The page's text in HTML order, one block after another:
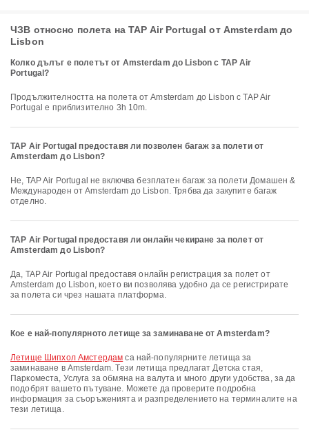
ЧЗВ относно полета на TAP Air Portugal от Amsterdam до
Lisbon
Колко дълъг е полетът от Amsterdam до Lisbon с TAP Air
Portugal?
Продължителността на полета от Amsterdam до Lisbon с TAP Air
Portugal е приблизително 3h 10m.
TAP Air Portugal предоставя ли позволен багаж за полети от
Amsterdam до Lisbon?
Не, TAP Air Portugal не включва безплатен багаж за полети Домашен &
Международен от Amsterdam до Lisbon. Трябва да закупите багаж
отделно.
TAP Air Portugal предоставя ли онлайн чекиране за полет от
Amsterdam до Lisbon?
Да, TAP Air Portugal предоставя онлайн регистрация за полет от
Amsterdam до Lisbon, което ви позволява удобно да се регистрирате
за полета си чрез нашата платформа.
Кое е най-популярното летище за заминаване от Amsterdam?
Летище Шипхол Амстердам са най-популярните летища за
заминаване в Amsterdam. Тези летища предлагат Детска стая,
Паркоместа, Услуга за обмяна на валута и много други удобства, за да
подобрят вашето пътуване. Можете да проверите подробна
информация за съоръженията и разпределението на терминалите на
тези летища.